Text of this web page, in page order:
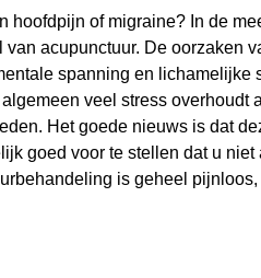
hoofdpijn of migraine? In de
acupunctuur. De oorzaken
spanning en lichamelijke
veel stress overhoudt
Het goede nieuws is dat
goed voor te stellen dat u
is geheel